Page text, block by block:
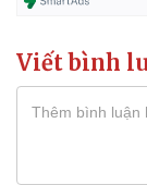
Viết bình